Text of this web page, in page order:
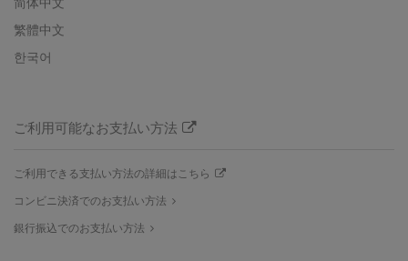
繁體中文
한국어
ご利用可能なお支払い方法
ご利用できる支払い方法の詳細はこちら
コンビニ決済でのお支払い方法
銀行振込でのお支払い方法